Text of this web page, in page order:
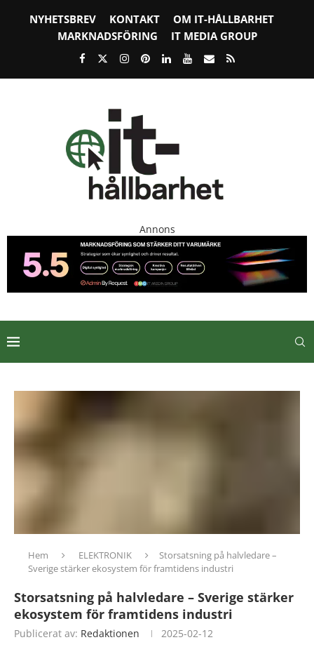
NYHETSBREV KONTAKT
OM IT-HÅLLBARHET
MARKNADSFÖRING
IT MEDIA GROUP
Annons
Hem ELEKTRONIK
Storsatsning på halvledare –
Sverige stärker ekosystem för framtidens industri
Storsatsning på halvledare – Sverige stärker
ekosystem för framtidens industri
Publicerat av: Redaktionen 2025-02-12